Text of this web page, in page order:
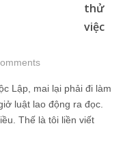
thử
việc
Lập, mai lại phải đi làm
luật lao động ra đọc.
Thế là tôi liền viết